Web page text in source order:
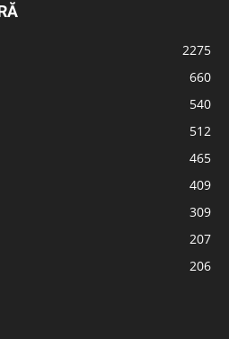
2275
660
540
512
465
409
309
207
206